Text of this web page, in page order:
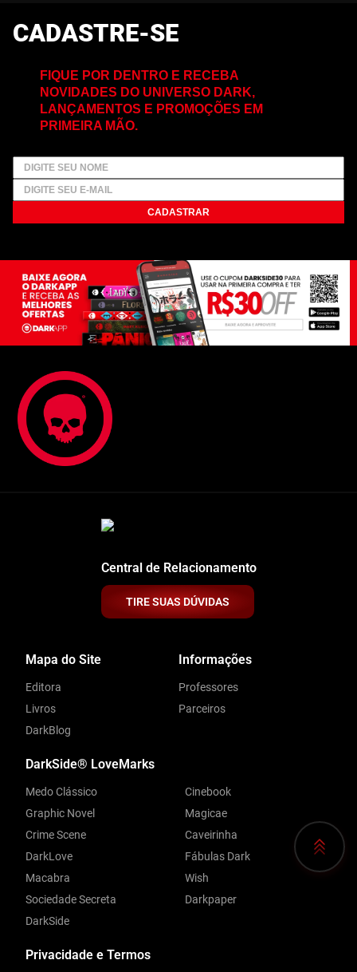
CADASTRE-SE
FIQUE POR DENTRO E RECEBA
NOVIDADES DO UNIVERSO DARK,
LANÇAMENTOS E PROMOÇÕES EM
PRIMEIRA MÃO.
CADASTRAR
Central de Relacionamento
TIRE SUAS DÚVIDAS
Privacidade e Termos
Mapa do Site
Editora
Livros
DarkBlog
Informações
Professores
Parceiros
DarkSide® LoveMarks
Medo Clássico
Graphic Novel
Crime Scene
DarkLove
Macabra
Sociedade Secreta
DarkSide
Cinebook
Magicae
Caveirinha
Fábulas Dark
Wish
Darkpaper